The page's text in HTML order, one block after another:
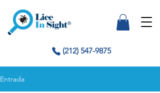
(212) 547-9875
Entrada